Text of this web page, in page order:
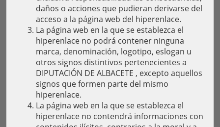
daños o acciones que pudieran derivarse del
acceso a la página web del hiperenlace.
La página web en la que se establezca el
hiperenlace no podrá contener ninguna
marca, denominación, logotipo, eslogan u
otros signos distintivos pertenecientes a
DIPUTACIÓN DE ALBACETE , excepto aquellos
signos que formen parte del mismo
hiperenlace.
La página web en la que se establezca el
hiperenlace no contendrá informaciones con